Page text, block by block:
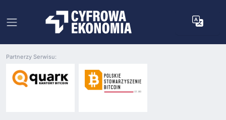
Partnerzy Serwisu: